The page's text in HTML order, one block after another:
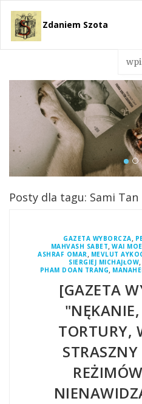
Zdaniem Szota
Posty dla tagu: Sami Tan
GAZETA WYBORCZA,
MAHVASH SABET,WAI
ASHRAF OMAR, MEVLUT
SIERGIEJ MICHAJŁOW,
PHAM DOAN TRANG,
[GAZETA
TORTURY,